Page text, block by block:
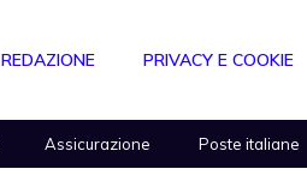
REDAZIONE PRIVACY E COOKIE
Assicurazione Poste italiane